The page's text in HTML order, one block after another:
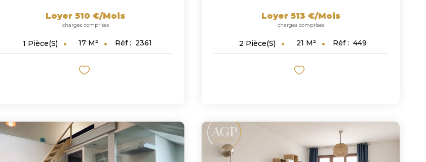
Loyer 510 €/mois
charges comprises
1 Pièce(s) 17 M² Réf : 2361
Loyer 513 €/mois
charges comprises
2 Pièce(s) 21 M² Réf : 449